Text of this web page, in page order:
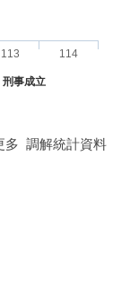
刑事成立
113 114
多 調解統計資料